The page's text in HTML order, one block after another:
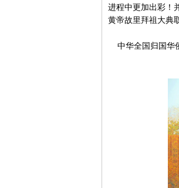
进程中更加出彩！
黄帝故里拜祖大典
中华全国归国华